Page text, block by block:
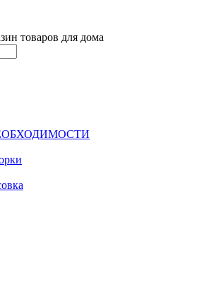
товаров для дома